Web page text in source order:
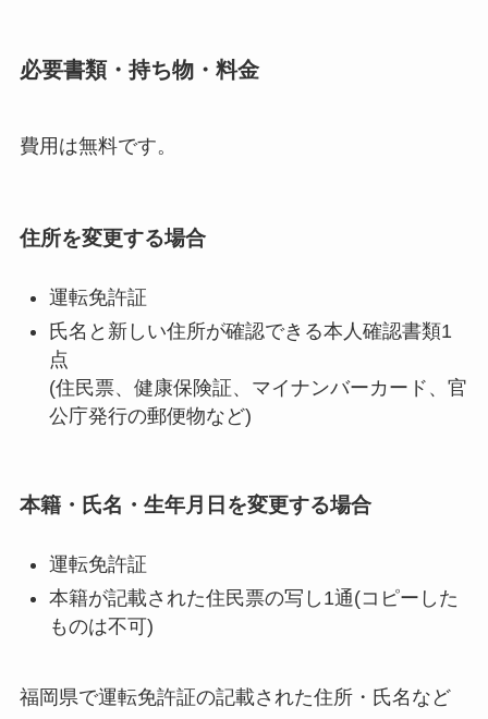
必要書類・持ち物・料金
費用は無料です。
住所を変更する場合
運転免許証
氏名と新しい住所が確認できる本人確認書類1
点
(住民票、健康保険証、マイナンバーカード、官
公庁発行の郵便物など)
本籍・氏名・生年月日を変更する場合
運転免許証
本籍が記載された住民票の写し1通(コピーした
ものは不可)
福岡県で運転免許証の記載された住所・氏名など